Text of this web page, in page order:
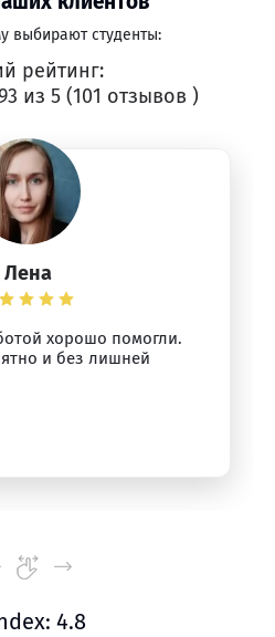
выбирают студенты:
рейтинг:
из 5 (101 отзывов )
Лена
хорошо помогли.
и без лишней
4.8